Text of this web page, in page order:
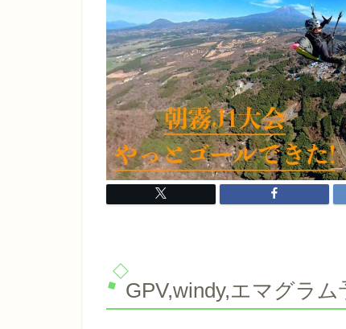
GPV,windy,エマグラム